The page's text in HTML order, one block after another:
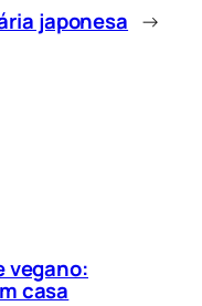
japonesa →
vegano:
casa